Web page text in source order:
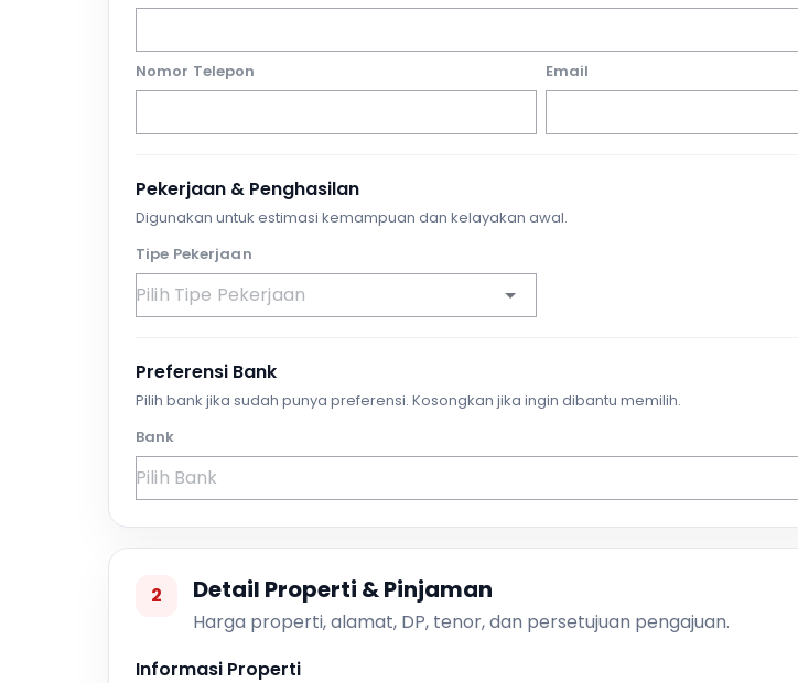
Nomor Telepon Email
Pekerjaan & Penghasilan
Digunakan untuk estimasi kemampuan dan kelayakan awal.
Tipe Pekerjaan
Preferensi Bank
Pilih bank jika sudah punya preferensi. Kosongkan jika ingin dibantu memilih.
Bank
2 Detail Properti & Pinjaman
Harga properti, alamat, DP, tenor, dan persetujuan pengajuan.
Informasi Properti